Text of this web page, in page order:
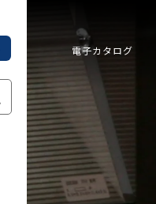
電子カタログ